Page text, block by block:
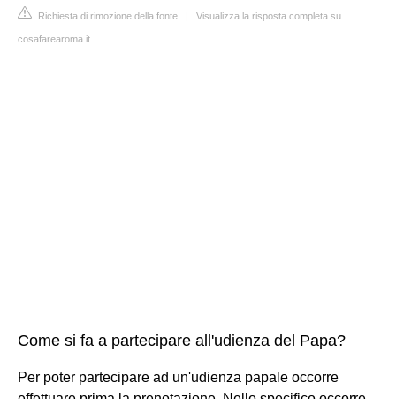
Richiesta di rimozione della fonte | Visualizza la risposta completa su
cosafarearoma.it
Come si fa a partecipare all'udienza del Papa?
Per poter partecipare ad un'udienza papale occorre